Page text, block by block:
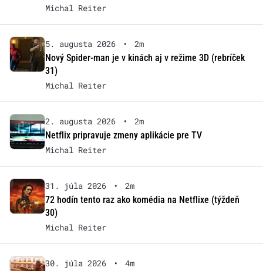
Michal Reiter
5. augusta 2026 •
2m
Nový Spider-man je v kinách aj v režime 3D (rebríček
31)
Michal Reiter
2. augusta 2026 •
2m
Netflix pripravuje zmeny aplikácie pre TV
Michal Reiter
31. júla 2026 •
2m
72 hodín tento raz ako komédia na Netflixe (týždeň
30)
Michal Reiter
30. júla 2026 •
4m